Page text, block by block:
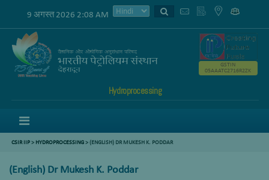
9 अगस्त 2026 2:08 AM
Hydroprocessing
GSTIN
05AAATC2716R2ZK
CSIR IIP> HYDROPROCESSING> (ENGLISH) DR MUKESH K. PODDAR
(English) Dr Mukesh K. Poddar